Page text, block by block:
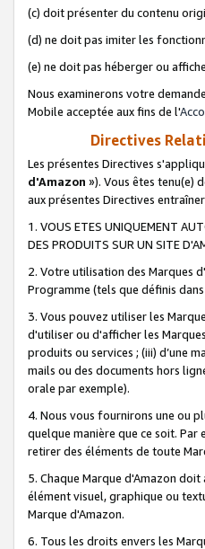
(c) doit présenter du contenu
(d) ne doit pas imiter les
(e) ne doit pas héberger ou
Nous examinerons votre
Mobile acceptée aux fins de l'
Directives
Les présentes Directives
d'Amazon »). Vous êtes tenu(e)
aux présentes Directives
1. VOUS ETES UNIQUEMENT
DES PRODUITS SUR UN SITE
2. Votre utilisation des Marques
Programme (tels que définis
3. Vous pouvez utiliser les
d'utiliser ou d'afficher les
produits ou services ; (iii) d’une
mails ou des documents hors
orale par exemple).
4. Nous vous fournirons une ou
quelque manière que ce soit.
retirer des éléments de toute
5. Chaque Marque d'Amazon
élément visuel, graphique ou
Marque d'Amazon.
6. Tous les droits envers les